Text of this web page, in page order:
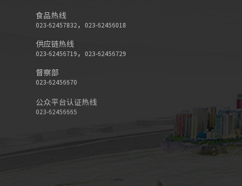
食品热线
023-62457832 ， 023-62456018
供应链热线
023-62456719 ， 023-62456729
督察部
023-62456670
公众平台认证热线
023-62456665